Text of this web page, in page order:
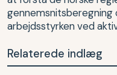
arbejdsstyrken ved
Relaterede indlæg